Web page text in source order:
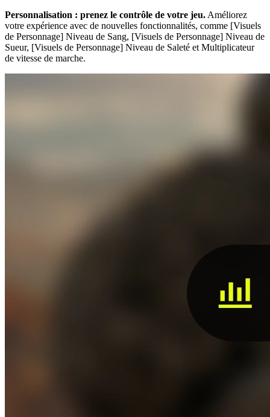
Personnalisation : prenez le contrôle de votre jeu. Améliorez
votre expérience avec de nouvelles fonctionnalités, comme [Visuels
de Personnage] Niveau de Sang, [Visuels de Personnage] Niveau de
Sueur, [Visuels de Personnage] Niveau de Saleté et Multiplicateur
de vitesse de marche.